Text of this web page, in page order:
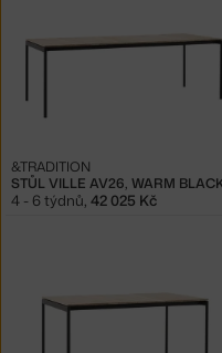
STŮL VILLE AV26, WARM
&TRADITION
4 - 6 týdnů, 42 025 Kč